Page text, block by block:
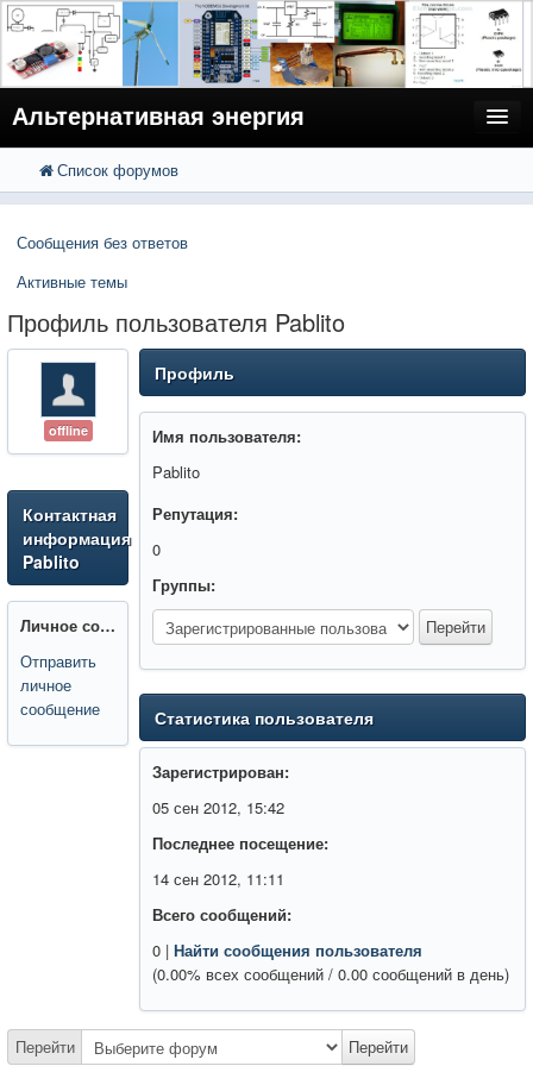
Альтернативная энергия
FAQ
Вход
Расширенный поиск
Список форумов
Сообщения без ответов
Активные темы
Профиль пользователя Pablito
offline
Контактная
информация
Pablito
Личное сообщение:
Отправить
личное
сообщение
Профиль
Имя пользователя:
Pablito
Репутация:
0
Группы:
Статистика пользователя
Зарегистрирован:
05 сен 2012, 15:42
Последнее посещение:
14 сен 2012, 11:11
Всего сообщений:
0 |Найти сообщения пользователя
(0.00% всех сообщений / 0.00 сообщений в день)
Перейти Перейти